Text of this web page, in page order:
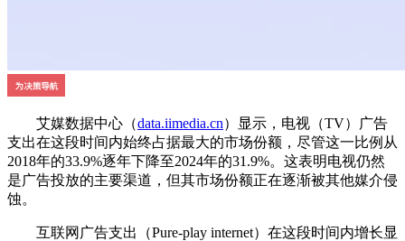
艾媒数据中心（data.iimedia.cn）显示，电视（TV）广告
支出在这段时间内始终占据最大的市场份额，尽管这一比例从
2018年的33.9%逐年下降至2024年的31.9%。这表明电视仍然
是广告投放的主要渠道，但其市场份额正在逐渐被其他媒介侵
蚀。
互联网广告支出（Pure-play internet）在这段时间内增长显